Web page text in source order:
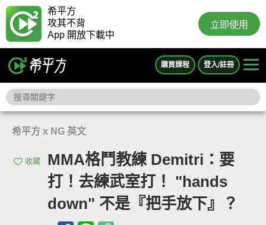
希平方
攻其不背
App 開放下載中
立即使用
購買課程 登入/註冊
希平方 x NG 英文
收藏
MMA格鬥教練 Demitri：要
打！去練武室打！ "hands
down" 不是『把手放下』？